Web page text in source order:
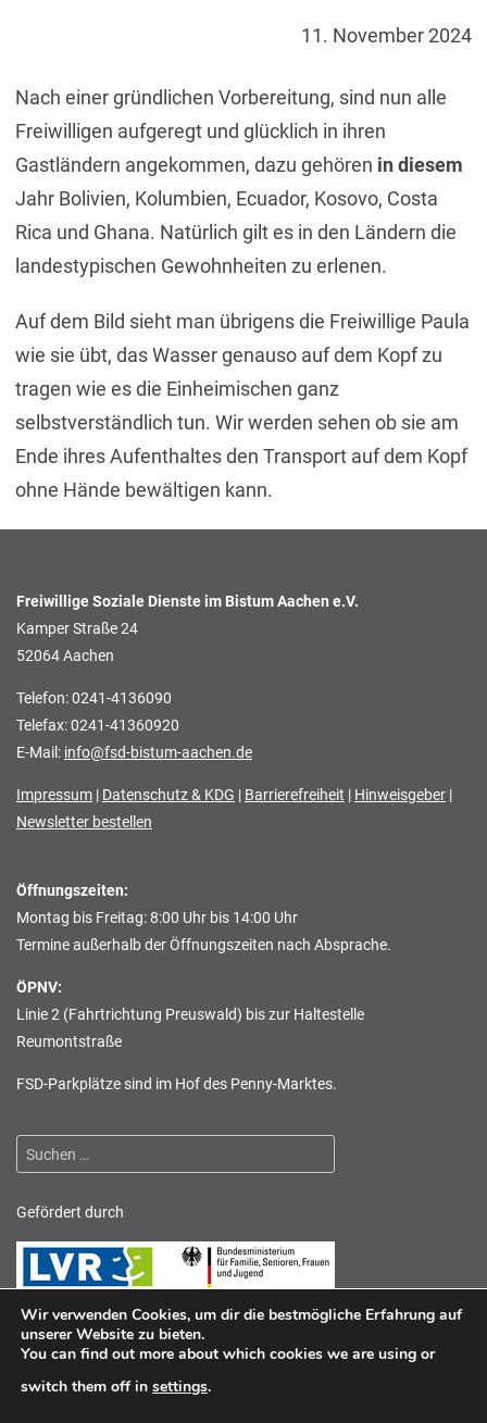
11. November 2024
Nach einer gründlichen Vorbereitung, sind nun alle
Freiwilligen aufgeregt und glücklich in ihren
Gastländern angekommen, dazu gehören in diesem
Jahr Bolivien, Kolumbien, Ecuador, Kosovo, Costa
Rica und Ghana. Natürlich gilt es in den Ländern die
landestypischen Gewohnheiten zu erlenen.
Auf dem Bild sieht man übrigens die Freiwillige Paula
wie sie übt, das Wasser genauso auf dem Kopf zu
tragen wie es die Einheimischen ganz
selbstverständlich tun. Wir werden sehen ob sie am
Ende ihres Aufenthaltes den Transport auf dem Kopf
ohne Hände bewältigen kann.
Freiwillige Soziale Dienste im Bistum Aachen e.V.
Kamper Straße 24
52064 Aachen
Telefon: 0241-4136090
Telefax: 0241-41360920
E-Mail: info@fsd-bistum-aachen.de
Impressum | Datenschutz & KDG | Barrierefreiheit | Hinweisgeber |
Newsletter bestellen
Öffnungszeiten:
Montag bis Freitag: 8:00 Uhr bis 14:00 Uhr
Termine außerhalb der Öffnungszeiten nach Absprache.
ÖPNV:
Linie 2 (Fahrtrichtung Preuswald) bis zur Haltestelle
Reumontstraße
FSD-Parkplätze sind im Hof des Penny-Marktes.
Suchen
nach:
Gefördert durch
Wir verwenden Cookies, um dir die bestmögliche Erfahrung auf
unserer Website zu bieten.
You can find out more about which cookies we are using or
switch them off in settings.